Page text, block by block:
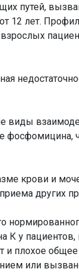
путей,
12 лет.
виды
крови и
других
К у
плохое общее
или